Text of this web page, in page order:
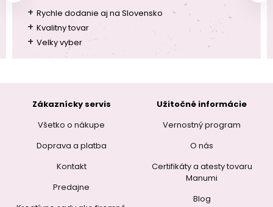
+ Rychle dodanie aj na Slovensko
+ Kvalitny tovar
+ Velky vyber
Zákaznícky servis
Všetko o nákupe
Doprava a platba
Kontakt
Predajne
Užitočné informácie
Vernostný program
O nás
Certifikáty a atesty tovaru
Manumi
Blog